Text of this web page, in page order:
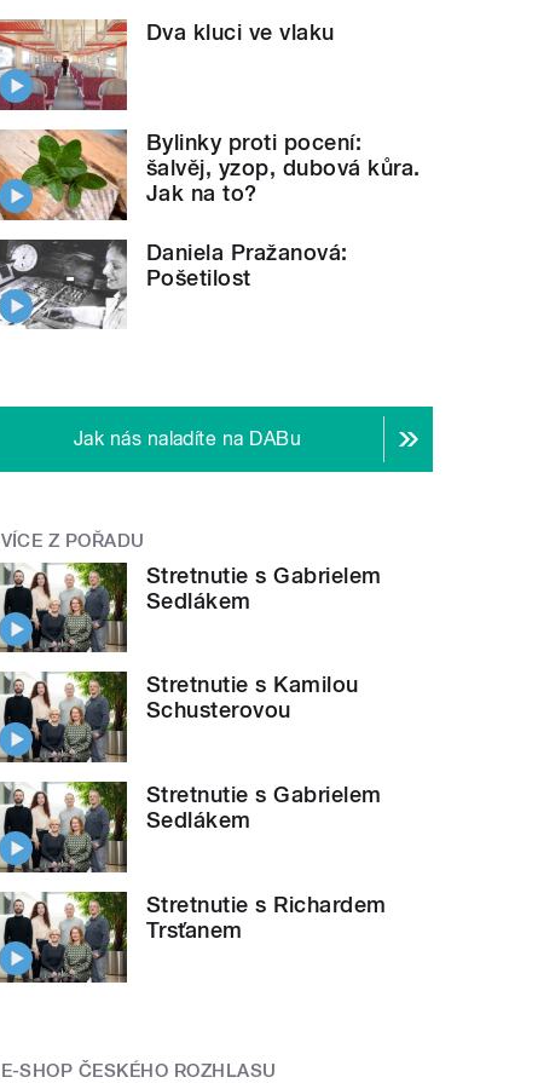
Dva kluci ve vlaku
Bylinky proti pocení:
šalvěj, yzop, dubová kůra.
Jak na to?
Daniela Pražanová:
Pošetilost
Jak nás naladíte na DABu
VÍCE Z POŘADU
Stretnutie s Gabrielem
Sedlákem
Stretnutie s Kamilou
Schusterovou
Stretnutie s Gabrielem
Sedlákem
Stretnutie s Richardem
Trsťanem
E-SHOP ČESKÉHO ROZHLASU